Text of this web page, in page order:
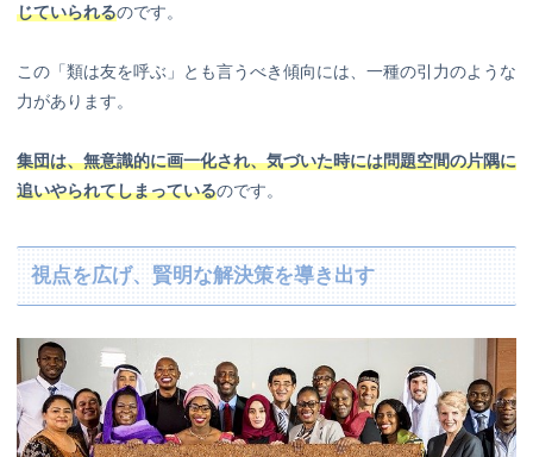
じていられるのです。
この「類は友を呼ぶ」とも言うべき傾向には、一種の引力のような
力があります。
集団は、無意識的に画一化され、気づいた時には問題空間の片隅に
追いやられてしまっているのです。
視点を広げ、賢明な解決策を導き出す